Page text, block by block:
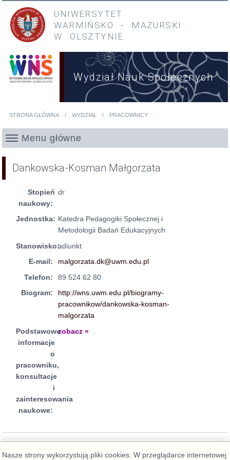
Przejdź do treści
Przejdź do menu głównego
UNIWERSYTET
WARMIŃSKO
- MAZURSKI
W OLSZTYNIE
Wydział Nauk Społecznych
STRONA GŁÓWNA WYDZIAŁ PRACOWNICY
Menu główne
Dankowska-Kosman Małgorzata
Stopień
naukowy:
dr
Jednostka: Katedra Pedagogiki Społecznej i
Metodologii Badań Edukacyjnych
Stanowisko:adiunkt
E-mail:
malgorzata.dk@uwm.edu.pl
Telefon:
89 524 62 80
Biogram:
http://wns.uwm.edu.pl/biogramy-
pracownikow/dankowska-kosman-
malgorzata
Podstawowe
informacje
o
pracowniku,
konsultacje
i
zainteresowania
naukowe:
zobacz »
Nasze strony wykorzystują pliki cookies. W przeglądarce internetowej